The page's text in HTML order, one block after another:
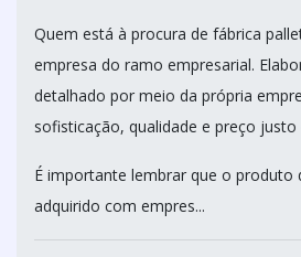
Quem está à procura de fábrica
empresa do ramo empresarial.
detalhado por meio da própria
sofisticação, qualidade e preço
É importante lembrar que o produto
adquirido com empres...